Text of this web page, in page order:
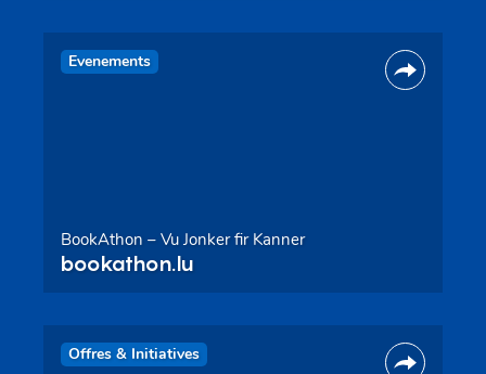
Evenements
BookAthon – Vu Jonker fir Kanner
bookathon.lu
Offres & Initiatives